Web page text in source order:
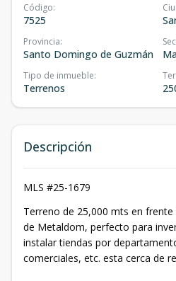
Código:
7525
Provincia:
Santo Domingo de Guzmán
Tipo de inmueble:
Terrenos
Descripción
MLS #25-1679
Terreno de 25,000 mts en
de Metaldom, perfecto para
instalar tiendas por
comerciales, etc. esta cerca de